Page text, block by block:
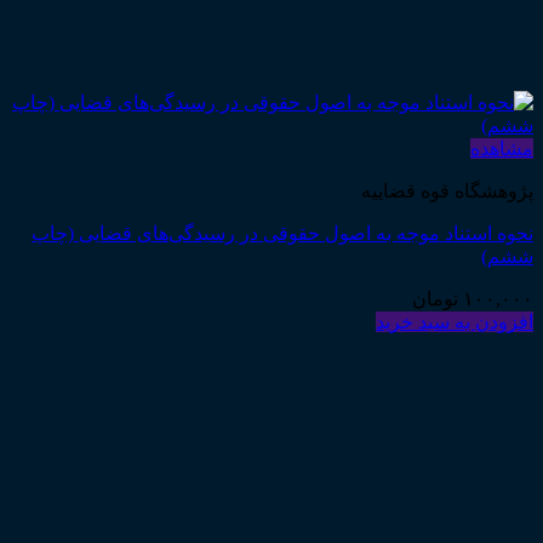
قوه قضاییه
استناد موجه به اصول حقوقی در رسیدگی‌های قضایی (چاپ
تومان
به سبد خرید